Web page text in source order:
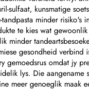
sulfaat, kunsmatige
minder
te kies wat
gesondheid
gemoedsrus omdat jy
lys. Die
meer genoeglik maak